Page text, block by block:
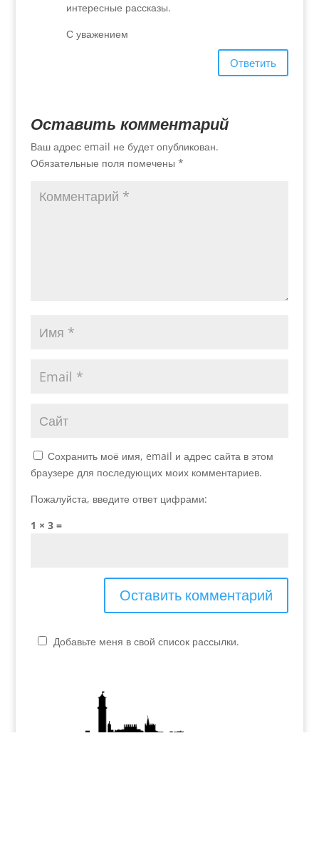
интересные рассказы.
С уважением
Ответить
Оставить комментарий
Ваш адрес email не будет опубликован.
Обязательные поля помечены *
Сохранить моё имя, email и адрес сайта в этом
браузере для последующих моих комментариев.
Пожалуйста, введите ответ цифрами:
1 × 3 =
Добавьте меня в свой список рассылки.